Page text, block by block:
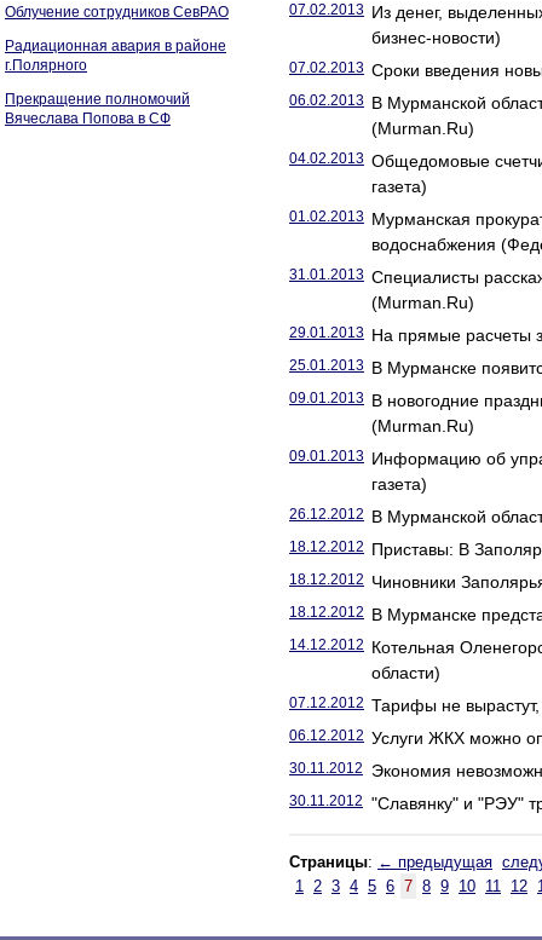
Облучение сотрудников СевРАО
Радиационная авария в районе
г.Полярного
Прекращение полномочий
Вячеслава Попова в СФ
07.02.2013 Из денег,
бизнес-новости)
07.02.2013 Сроки введения
06.02.2013 В Мурманской
(Murman.Ru)
04.02.2013 Общедомовые
газета)
01.02.2013 Мурманская
водоснабжения
31.01.2013 Специалисты
(Murman.Ru)
29.01.2013 На прямые расчеты
25.01.2013 В Мурманске
09.01.2013 В новогодние
(Murman.Ru)
09.01.2013 Информацию об
газета)
26.12.2012 В Мурманской
18.12.2012 Приставы: В
18.12.2012 Чиновники
18.12.2012 В Мурманске
14.12.2012 Котельная
области)
07.12.2012 Тарифы не вырастут,
06.12.2012 Услуги ЖКХ можно
30.11.2012 Экономия
30.11.2012 "Славянку" и "РЭУ"
Страницы: ← предыдущая
1 2 3 4 5 6 7 8 9 10 11 12